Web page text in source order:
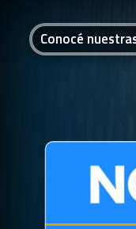
Conocé